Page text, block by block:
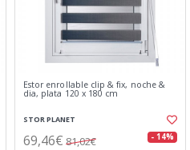
Estor enrollable clip & fix, noche &
dia, plata 120 x 180 cm
STOR PLANET
69,46€ 81,02€ - 14%